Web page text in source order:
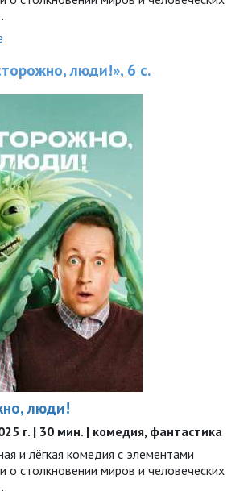
люди!», 6 с.
люди!
г. | 30 мин. | комедия, фантастика
и лёгкая комедия с элементами
о столкновении миров и человеческих